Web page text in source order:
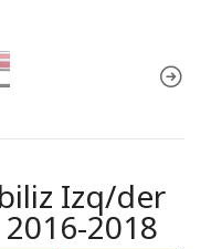
Izq/der
2018